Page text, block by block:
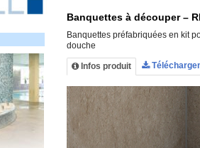
Banquettes à découper –
Banquettes préfabriquées en kit
douche
Infos produit